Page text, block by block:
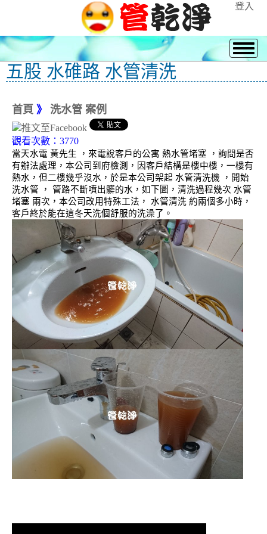
登入
五股 水碓路 水管清洗
首頁 》 洗水管 案例
觀看次數：3770
當天水電 黃先生 ，來電說客戶的公寓 熱水管堵塞 ，詢問是否
有辦法處理，本公司到府檢測，因客戶結構是樓中樓，一樓有
熱水，但二樓幾乎沒水，於是本公司架起 水管清洗機 ，開始
洗水管 ， 管路不斷噴出髒的水，如下圖，清洗過程幾次 水管
堵塞 兩次，本公司改用特殊工法， 水管清洗 約兩個多小時，
客戶終於能在這冬天洗個舒服的洗澡了。